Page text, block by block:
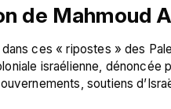
de Mahmoud
dans ces « ripostes » des
israélienne, dénoncée
soutiens